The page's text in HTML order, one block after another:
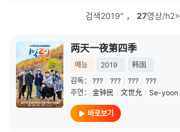
검색2019" ， 27영상/h2>
两天一夜第四季
예능 2019
韩国
감독：
??? / ??? / ??? / ???
주연：
金钟民 / 文世允 / Se-yoon
바로보기